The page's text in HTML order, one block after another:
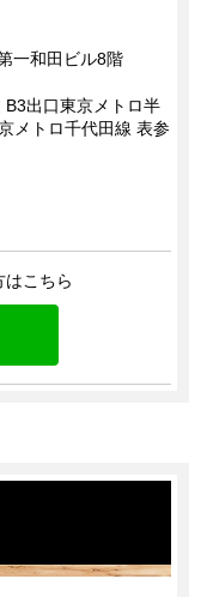
一和田ビル8階
出口東京メトロ半
メトロ千代田線 表参
はこちら